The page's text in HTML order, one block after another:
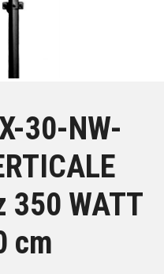
30-NW-
350 WATT
cm